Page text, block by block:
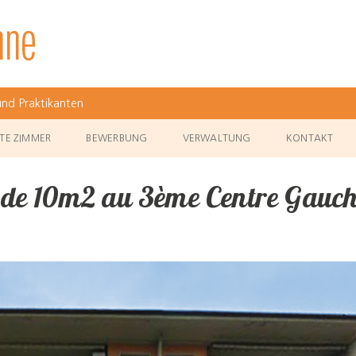
Praktikanten
ZIMMER BEWERBUNG VERWALTUNG KONTAKT
10m2 au 3ème Centre